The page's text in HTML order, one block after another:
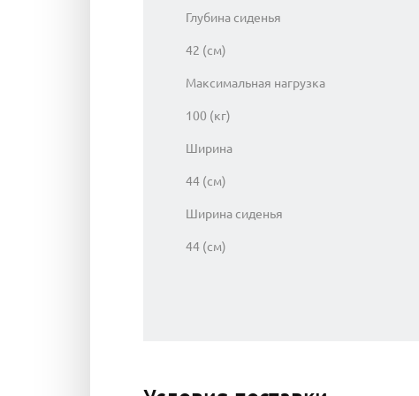
Глубина сиденья
42 (см)
Максимальная нагрузка
100 (кг)
Ширина
44 (см)
Ширина сиденья
44 (см)